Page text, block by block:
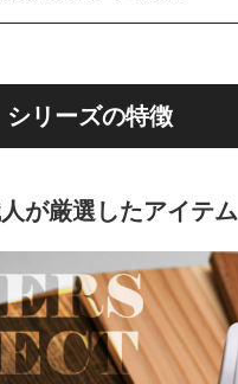
シリーズの特徴
が厳選したアイテム